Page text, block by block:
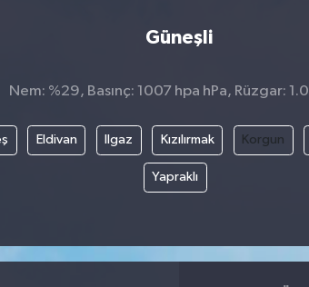
Güneşli
Nem: %29, Basınç: 1007 hpa hPa, Rüzgar:
Eldivan Ilgaz Kızılırmak Korgun
Yapraklı